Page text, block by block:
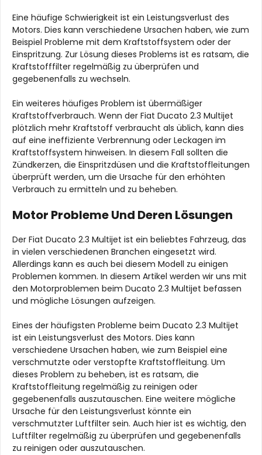
Eine häufige Schwierigkeit ist ein Leistungsverlust des
Motors. Dies kann verschiedene Ursachen haben, wie zum
Beispiel Probleme mit dem Kraftstoffsystem oder der
Einspritzung. Zur Lösung dieses Problems ist es ratsam, die
Kraftstofffilter regelmäßig zu überprüfen und
gegebenenfalls zu wechseln.
Ein weiteres häufiges Problem ist übermäßiger
Kraftstoffverbrauch. Wenn der Fiat Ducato 2.3 Multijet
plötzlich mehr Kraftstoff verbraucht als üblich, kann dies
auf eine ineffiziente Verbrennung oder Leckagen im
Kraftstoffsystem hinweisen. In diesem Fall sollten die
Zündkerzen, die Einspritzdüsen und die Kraftstoffleitungen
überprüft werden, um die Ursache für den erhöhten
Verbrauch zu ermitteln und zu beheben.
Motor Probleme Und Deren Lösungen
Der Fiat Ducato 2.3 Multijet ist ein beliebtes Fahrzeug, das
in vielen verschiedenen Branchen eingesetzt wird.
Allerdings kann es auch bei diesem Modell zu einigen
Problemen kommen. In diesem Artikel werden wir uns mit
den Motorproblemen beim Ducato 2.3 Multijet befassen
und mögliche Lösungen aufzeigen.
Eines der häufigsten Probleme beim Ducato 2.3 Multijet
ist ein Leistungsverlust des Motors. Dies kann
verschiedene Ursachen haben, wie zum Beispiel eine
verschmutzte oder verstopfte Kraftstoffleitung. Um
dieses Problem zu beheben, ist es ratsam, die
Kraftstoffleitung regelmäßig zu reinigen oder
gegebenenfalls auszutauschen. Eine weitere mögliche
Ursache für den Leistungsverlust könnte ein
verschmutzter Luftfilter sein. Auch hier ist es wichtig, den
Luftfilter regelmäßig zu überprüfen und gegebenenfalls
zu reinigen oder auszutauschen.